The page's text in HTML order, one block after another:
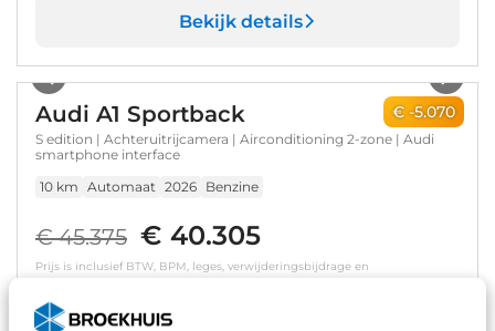
Bekijk details
€ -5.070
Audi A1 Sportback
S edition | Achteruitrijcamera | Airconditioning 2-zone | Audi
smartphone interface
10 km Automaat 2026 Benzine
€ 45.375 € 40.305
Prijs is inclusief BTW, BPM, leges, verwijderingsbijdrage en
Op voorraad